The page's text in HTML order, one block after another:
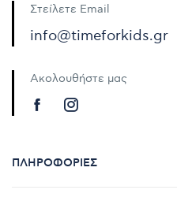
Στείλετε Email
info@timeforkids.gr
Ακολουθήστε μας
ΠΛΗΡΟΦΟΡΊΕΣ